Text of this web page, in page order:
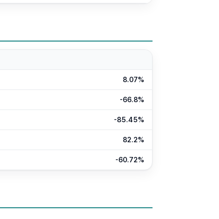
8.07%
-66.8%
-85.45%
82.2%
-60.72%